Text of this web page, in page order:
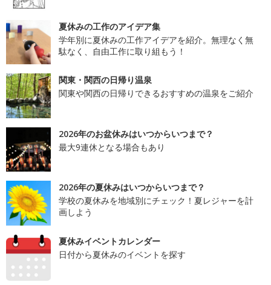
夏休みの工作のアイデア集
学年別に夏休みの工作アイデアを紹介。無理なく無
駄なく、自由工作に取り組もう！
関東・関西の日帰り温泉
関東や関西の日帰りできるおすすめの温泉をご紹介
2026年のお盆休みはいつからいつまで？
最大9連休となる場合もあり
2026年の夏休みはいつからいつまで？
学校の夏休みを地域別にチェック！夏レジャーを計
画しよう
夏休みイベントカレンダー
日付から夏休みのイベントを探す